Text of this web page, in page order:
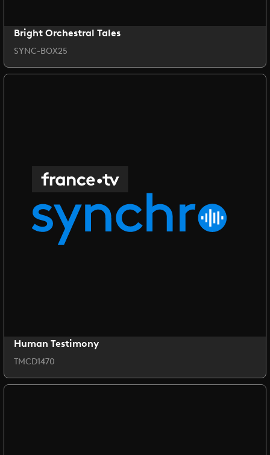
Bright Orchestral Tales
SYNC-BOX25
Human Testimony
TMCD1470